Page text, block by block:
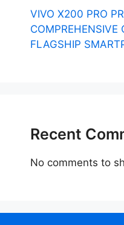
VIVO X200 PRO
COMPREHENSIVE
FLAGSHIP
Recent
No comments to